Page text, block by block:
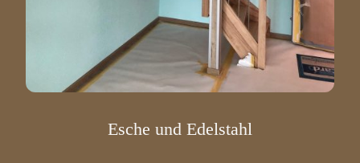
Esche und Edelstahl